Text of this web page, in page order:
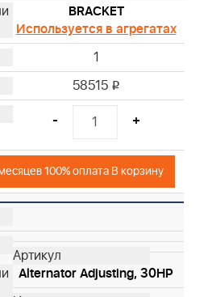
BRACKET
Используется в агрегатах
1
58515 i
- +
100% оплата В корзину
Alternator Adjusting, 30HP